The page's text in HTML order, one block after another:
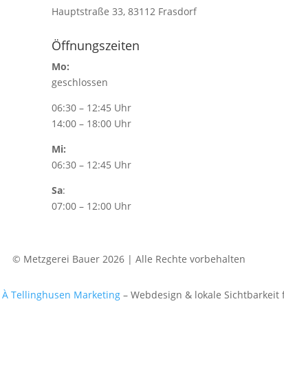
Hauptstraße 33, 83112 Frasdorf
Öffnungszeiten
Mo:
geschlossen
06:30 – 12:45 Uhr
14:00 – 18:00 Uhr
Mi:
06:30 – 12:45 Uhr
Sa:
07:00 – 12:00 Uhr
© Metzgerei Bauer 2026 | Alle Rechte vorbehalten
À Tellinghusen Marketing – Webdesign & lokale Sichtbarkeit